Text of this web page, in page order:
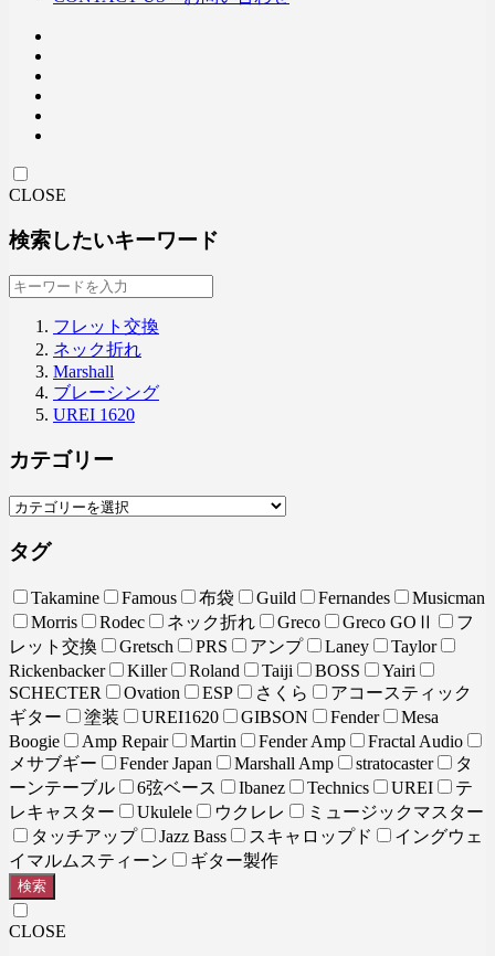
CLOSE
検索したいキーワード
フレット交換
ネック折れ
Marshall
ブレーシング
UREI 1620
カテゴリー
タグ
Takamine Famous 布袋 Guild Fernandes
Musicman
Morris
Rodec ネック折れ Greco Greco GOⅡ
フ
レット交換
Gretsch PRS アンプ Laney
Taylor
Rickenbacker
Killer Roland Taiji BOSS
Yairi
SCHECTER
Ovation ESP さくら
アコースティック
ギター
塗装 UREI1620 GIBSON Fender
Mesa
Boogie
Amp Repair Martin Fender Amp
Fractal Audio
メサブギー
Fender Japan Marshall Amp stratocaster
タ
ーンテーブル
6弦ベース Ibanez Technics UREI
テ
レキャスター
Ukulele ウクレレ
ミュージックマスター
タッチアップ
Jazz Bass スキャロップド
イングウェ
イマルムスティーン
ギター製作
検索
CLOSE